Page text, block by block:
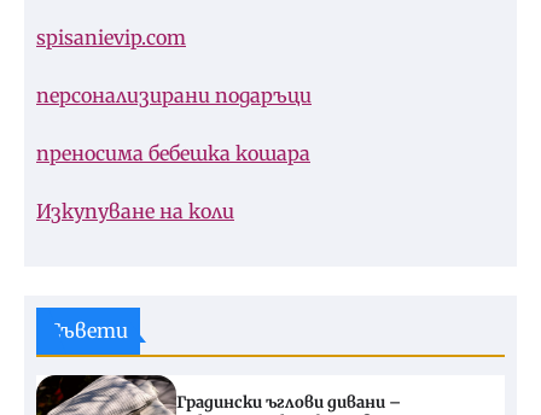
spisanievip.com
персонализирани подаръци
преносима бебешка кошара
Изкупуване на коли
Съвети
Градински ъглови дивани –